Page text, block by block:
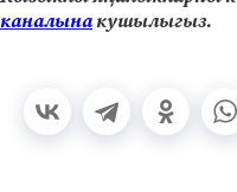
каналынакушылыгыз.